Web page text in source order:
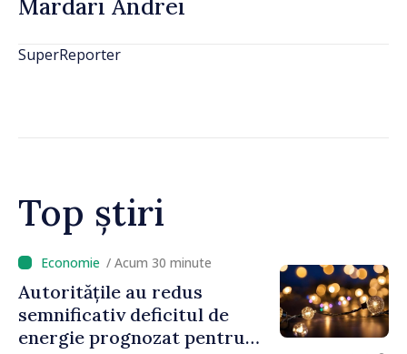
Mardari Andrei
SuperReporter
Top știri
/ Acum 30 minute
Autoritățile au redus
semnificativ deficitul de
energie prognozat pentru